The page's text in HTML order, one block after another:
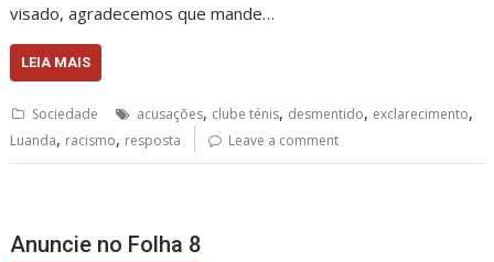
visado, agradecemos que mande…
LEIA MAIS
Sociedade acusações, clube ténis, desmentido, exclarecimento,
Luanda, racismo, resposta Leave a comment
Anuncie no Folha 8